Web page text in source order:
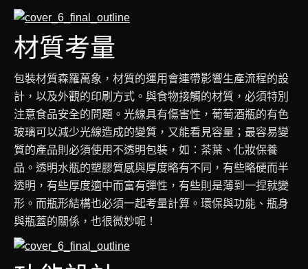
材質考量
包裝材質森羅萬象，材質的運用會連帶影響生產流程的設
計，以及外觀的印刷方式。與食物接觸的材質，必須特別
注意食品安全的問題。光線具有傷害性，葡萄酒瓶的有色
玻璃可以減少光線造成的變質，又能看見容量；最容易變
質的產品則必須使用不透明包裝，如：茶葉、化妝保養
品。透明水瓶的塑膠質感與厚度略有不同，有些略硬而半
透明，有些厚度適中而富有彈性，有些則是薄到一捏就變
形。而瓶形結構也必須一起考量計算。環保與功能、瓶身
與瓶蓋的關係，也很微妙呢！